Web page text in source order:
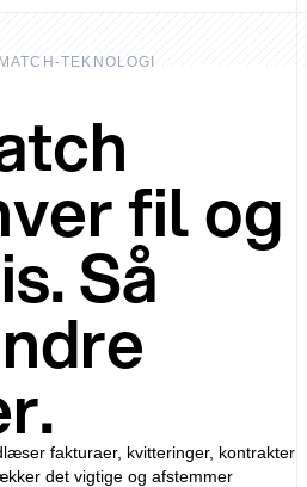
TEKNOLOGI
fil og
Så
fakturaer, kvitteringer, kontrakter
det vigtige og afstemmer